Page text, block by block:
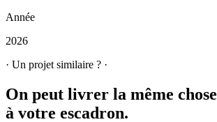
Année
2026
· Un projet similaire ? ·
On peut livrer la même chose
à votre escadron.